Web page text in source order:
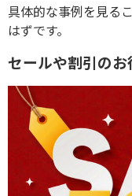
具体的な事例を見る
はずです。
セールや割引の